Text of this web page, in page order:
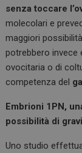
senza toccare
molecolari e
maggiori
potrebbero invece
ovocitaria o di
competenza del
Embrioni 1PN,
possibilità di
Uno studio